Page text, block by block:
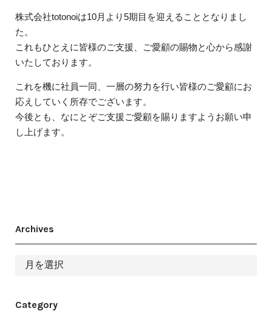
株式会社totonoiは10月より5期目を迎えることとなりまし
た。
これもひとえに皆様のご支援、ご愛顧の賜物と心から感謝
いたしております。
これを機に社員一同、一層の努力を行い皆様のご愛顧にお
応えしていく所存でございます。
今後とも、なにとぞご支援ご愛顧を賜りますようお願い申
し上げます。
Archives
Category